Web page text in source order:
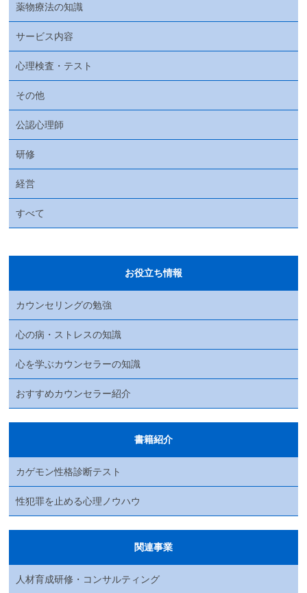
薬物療法の知識
サービス内容
心理検査・テスト
その他
公認心理師
研修
経営
すべて
お役立ち情報
カウンセリングの勉強
心の病・ストレスの知識
心を学ぶカウンセラーの知識
おすすめカウンセラー紹介
書籍紹介
カゲモン性格診断テスト
性犯罪を止める心理ノウハウ
関連事業
人材育成研修・コンサルティング